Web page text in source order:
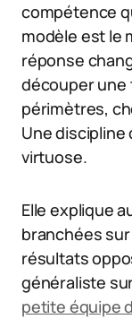
compétence
modèle est le
réponse
découper une
périmètres,
Une discipline
virtuose.
Elle explique
branchées
résultats
généraliste
petite équipe